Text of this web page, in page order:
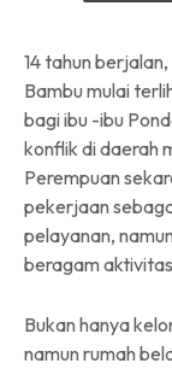
14 tahun
Bambu mulai
bagi ibu -ibu
konflik di daerah
Perempuan
pekerjaan
pelayanan,
beragam
Bukan hanya
namun rumah